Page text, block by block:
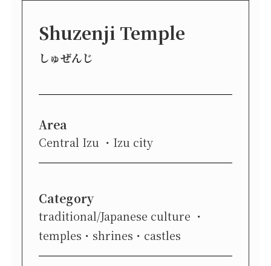
Shuzenji Temple
しゅぜんじ
Area
Central Izu Izu city
Category
traditional/Japanese culture
temples・shrines・castles